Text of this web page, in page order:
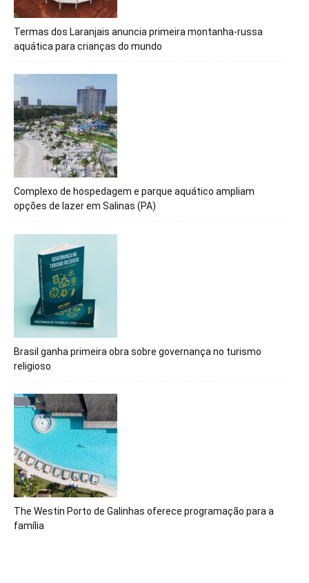
Termas dos Laranjais anuncia primeira montanha-russa
aquática para crianças do mundo
Complexo de hospedagem e parque aquático ampliam
opções de lazer em Salinas (PA)
Brasil ganha primeira obra sobre governança no turismo
religioso
The Westin Porto de Galinhas oferece programação para a
família